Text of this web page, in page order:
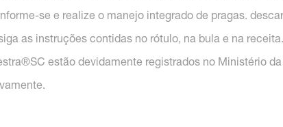
se e realize o manejo integrado de pragas.
as instruções contidas no rótulo, na bula e na
estão devidamente registrados no Ministério